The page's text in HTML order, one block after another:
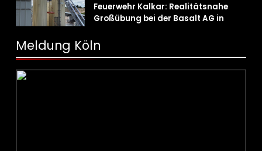
Feuerwehr Kalkar: Realitätsnahe
Großübung bei der Basalt AG in
Einsatzkräfte
Meldung Köln